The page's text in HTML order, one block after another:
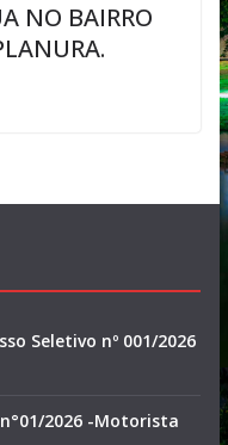
NO BAIRRO
Seletivo nº 001/2026
2026 -Motorista